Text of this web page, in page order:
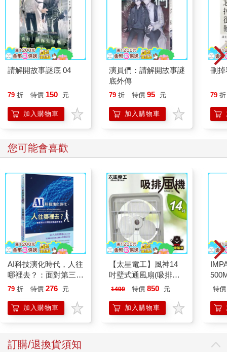
請解開故事謎底 04
79 折 特價 150 元
加入購物車
演員們：請解開故事謎
底外傳
79 折 特價 95 元
加入購物車
刪
79 折
您可能會喜歡
AI科技演化時代，人往
哪裡去？：面對第三次
哥白尼革命的省思
79 折 特價 276 元
加入購物車
【太星電工】風神14
吋壁式通風扇(吸排風
機)
1499 特價 850 元
加入購物車
特價
訂購/退換貨須知